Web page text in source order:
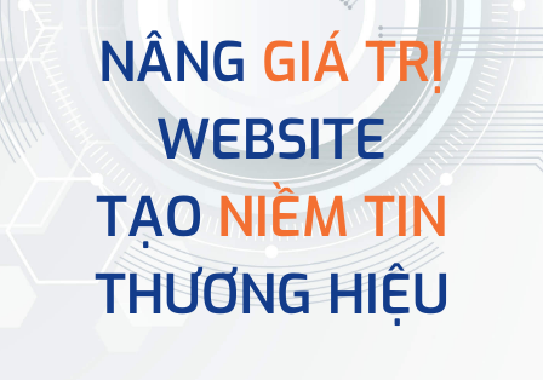
NÂNG GIÁ TRỊ
WEBSITE
TẠONIỀM TIN
THƯƠNG HIỆU